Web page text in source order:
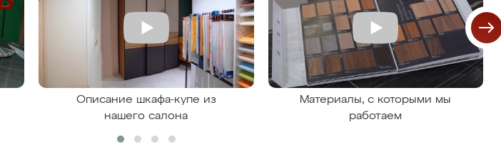
Описание шкафа-купе из
нашего салона
Материалы, с которыми мы
работаем